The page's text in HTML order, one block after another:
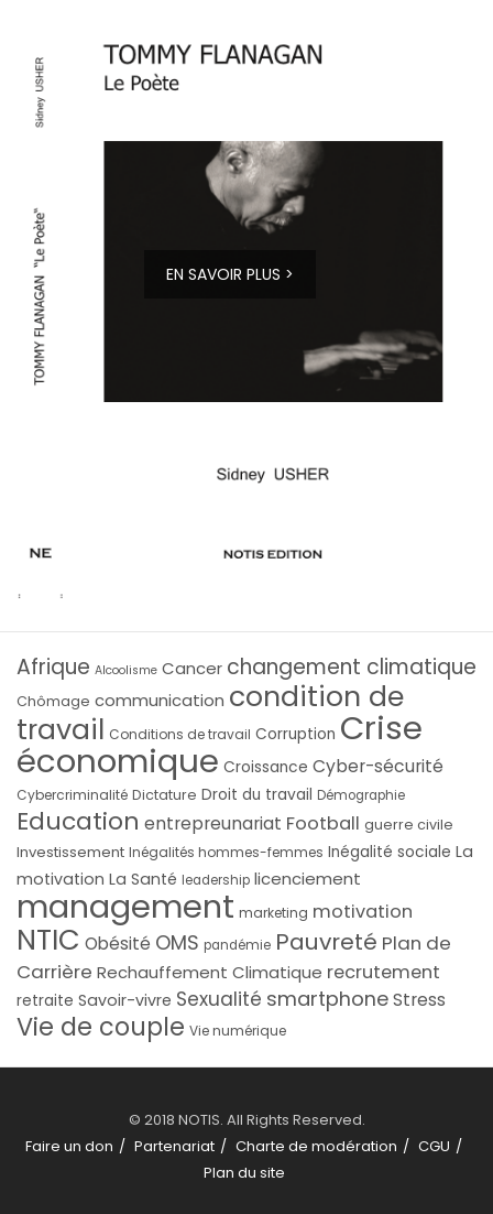
EN SAVOIR PLUS >
Afrique Alcoolisme Cancer changement climatique
Chômage communication condition de
travail Conditions de travail Corruption Crise
économique Croissance Cyber-sécurité
Cybercriminalité Dictature Droit du travail Démographie
Education entrepreunariat Football guerre civile
Investissement Inégalités hommes-femmes Inégalité sociale La
motivation La Santé leadership licenciement
management marketing motivation
NTIC Obésité OMS pandémie Pauvreté Plan de
Carrière Rechauffement Climatique recrutement
retraite Savoir-vivre Sexualité smartphoneStress
Vie de couple Vie numérique
© 2018 NOTIS. All Rights Reserved.
Faire un don
Partenariat Charte de modération
CGU
Plan du site